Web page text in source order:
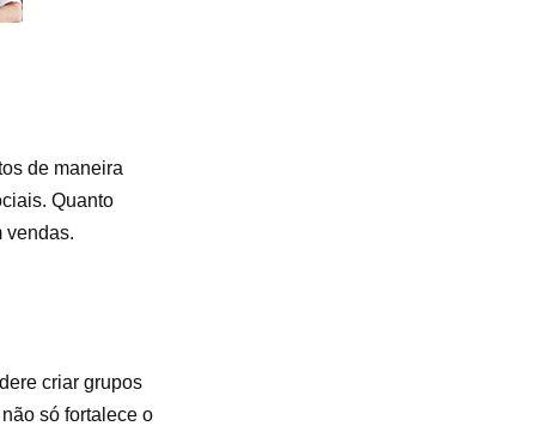
de maneira
Quanto
vendas.
criar grupos
só fortalece o